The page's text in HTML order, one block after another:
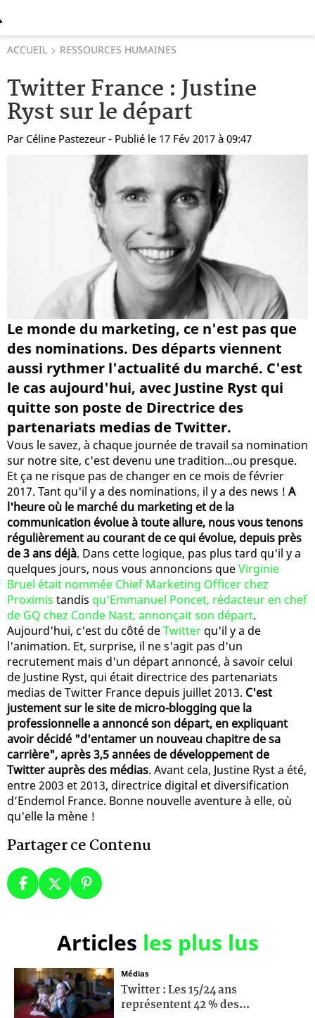
ACCUEIL RESSOURCES HUMAINES
Twitter France : Justine
Ryst sur le départ
Par Céline Pastezeur - Publié le 17 Fév 2017 à 09:47
Le monde du marketing, ce n'est pas que
des nominations. Des départs viennent
aussi rythmer l'actualité du marché. C'est
le cas aujourd'hui, avec Justine Ryst qui
quitte son poste de Directrice des
partenariats medias de Twitter.
Vous le savez, à chaque journée de travail sa nomination
sur notre site, c'est devenu une tradition...ou presque.
Et ça ne risque pas de changer en ce mois de février
2017. Tant qu'il y a des nominations, il y a des news ! A
l'heure où le marché du marketing et de la
communication évolue à toute allure, nous vous tenons
régulièrement au courant de ce qui évolue, depuis près
de 3 ans déjà. Dans cette logique, pas plus tard qu'il y a
quelques jours, nous vous annoncions queVirginie
Bruel était nommée Chief Marketing Officer chez
Proximis tandis qu'Emmanuel Poncet, rédacteur en chef
de GQ chez Conde Nast, annonçait son départ.
Aujourd'hui, c'est du côté deTwitter qu'il y a de
l'animation. Et, surprise, il ne s'agit pas d'un
recrutement mais d'un départ annoncé, à savoir celui
de Justine Ryst, qui était directrice des partenariats
medias de Twitter France depuis juillet 2013. C'est
justement sur le site de micro-blogging que la
professionnelle a annoncé son départ, en expliquant
avoir décidé "d'entamer un nouveau chapitre de sa
carrière", après 3,5 années de développement de
Twitter auprès des médias. Avant cela, Justine Ryst a été,
entre 2003 et 2013, directrice digital et diversification
d’Endemol France. Bonne nouvelle aventure à elle, où
qu'elle la mène !
Partager ce Contenu
Articles les plus lus
Médias
Twitter : Les 15/24 ans
représentent 42 % des...